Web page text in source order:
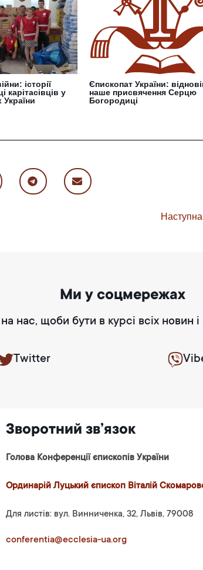
історії
карітасівців у
України
Єпископат України:
наше присвячення Серцю
Богородиці
Ми у соцмережах
нас, щоби бути в курсі всіх новин
Twitter
Зворотний зв’язок
Голова Конференції єпископів України
Ординарій Луцький єпископ Віталій
Для листів: вул. Винниченка, 32, Львів, 79008
conferentia@ecclesia-ua.org